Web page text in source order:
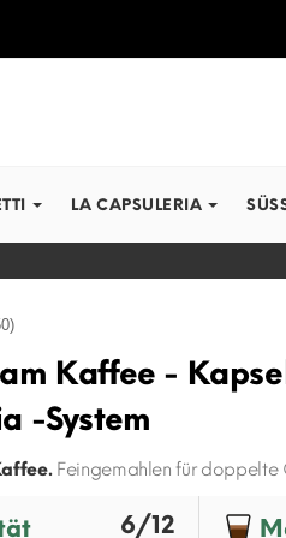
LA CAPSULERIA
Kaffee -
-System
Feingemahlen für doppelte
6/12